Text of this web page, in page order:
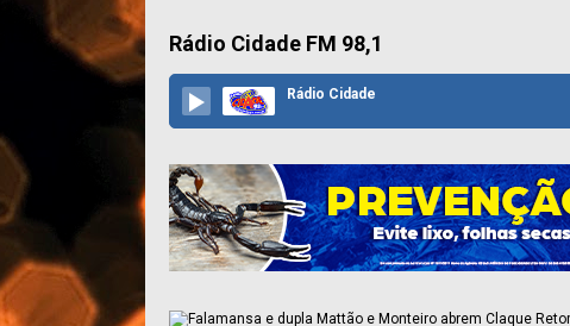
Rádio Cidade FM 98,1
Rádio Cidade